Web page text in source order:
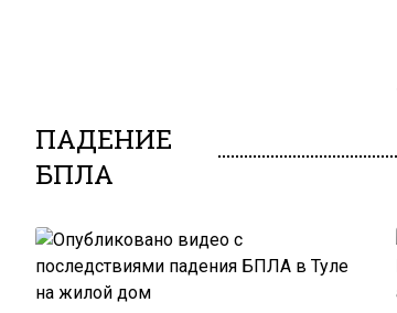
ПАДЕНИЕ
БПЛА